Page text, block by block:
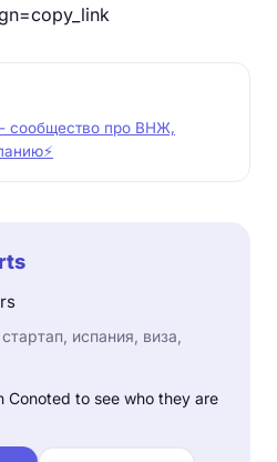
сообщество про ВНЖ,
испания, виза,
Conoted to see who they are